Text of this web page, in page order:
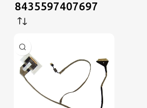
8435597407697